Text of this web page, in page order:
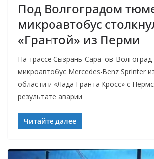
Под Волгоградом
микроавтобус
«Грантой» из Перми
На трассе Сызрань-Саратов-Волгоград
микроавтобус Mercedes-Benz Sprinter
области и «Лада Гранта Кросс» с
результате аварии
Читайте далее